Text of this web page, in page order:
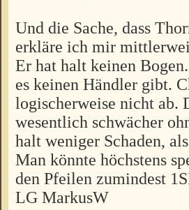
Und die Sache, dass
erkläre ich mir
Er hat halt keinen
es keinen Händler gibt.
logischerweise nicht ab.
wesentlich schwächer
halt weniger Schaden,
Man könnte höchstens
den Pfeilen zumindest
LG MarkusW